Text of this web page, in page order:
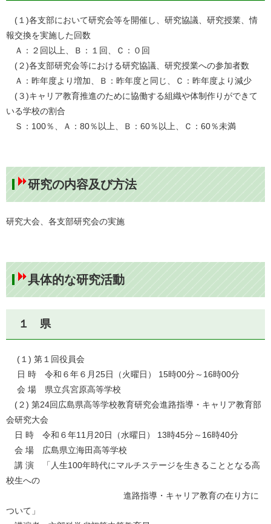
(１)各支部において研究会等を開催し、研究協議、研究授業、情
報交換を実施した回数
Ａ：２回以上、Ｂ：１回、Ｃ：０回
(２)各支部研究会等における研究協議、研究授業への参加者数
Ａ：昨年度より増加、Ｂ：昨年度と同じ、Ｃ：昨年度より減少
(３)キャリア教育推進のために協働する組織や体制作りができて
いる学校の割合
Ｓ：100％、Ａ：80％以上、Ｂ：60％以上、Ｃ：60％未満
研究の内容及び方法
研究大会、各支部研究会の実施
具体的な研究活動
１ 県
​ (１) 第１回役員会
日 時 令和６年６月25日（火曜日） 15時00分～16時00分
会 場 県立呉宮原高等学校
(２) 第24回広島県高等学校教育研究会進路指導・キャリア教育部
会研究大会
日 時 令和６年11月20日（水曜日） 13時45分～16時40分
会 場 広島県立海田高等学校
講 演 「人生100年時代にマルチステージを生きることとなる高
校生への
進路指導・キャリア教育の在り方に
ついて」